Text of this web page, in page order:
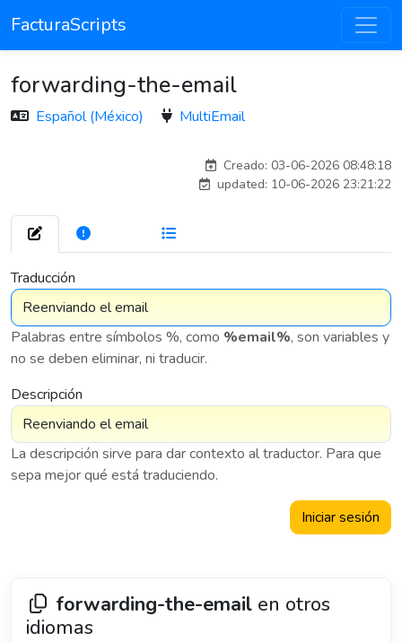
FacturaScripts
forwarding-the-email
Español (México) MultiEmail
Creado: 03-06-2026 08:48:18
updated: 10-06-2026 23:21:22
Traducción
Palabras entre símbolos %, como %email%, son variables y
no se deben eliminar, ni traducir.
Descripción
La descripción sirve para dar contexto al traductor. Para que
sepa mejor qué está traduciendo.
Iniciar sesión
forwarding-the-email en otros
idiomas